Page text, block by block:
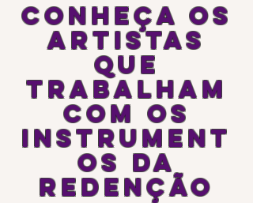
Conheça os
Artistas
que
trabalham
com os
instrument
os da
Redenção